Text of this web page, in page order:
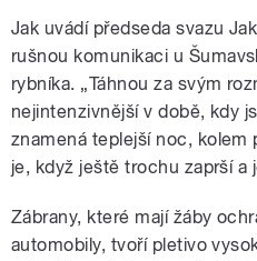
Jak uvádí předseda svazu
rušnou komunikaci u
rybníka. „Táhnou za svým
nejintenzivnější v době, kdy
znamená teplejší noc, kolem
je, když ještě trochu zaprší a
Zábrany, které mají žáby
automobily, tvoří pletivo